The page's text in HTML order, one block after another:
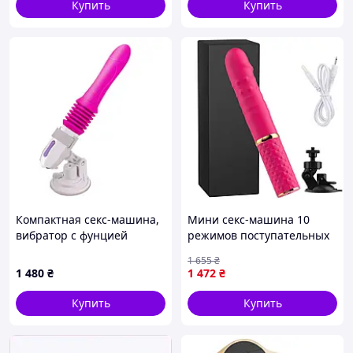
Конфиденциальность гарантируем.
Купить
Купить
Компактная секс-машина,
вибратор с фунцией
движени.TELESCOPIC
VIBRATOR DILDO 10
режимов! ОРИГ897
1 480 ₴
Купить
Мини секс-машина 10
режимов поступательных
присоской
1 472 ₴
1 655₴
Купить